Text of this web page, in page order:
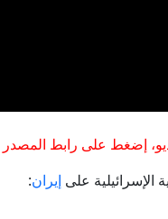
إضغط على رابط المصدر
إيران: